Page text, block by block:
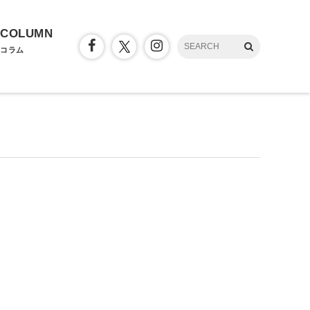
COLUMN
コラム